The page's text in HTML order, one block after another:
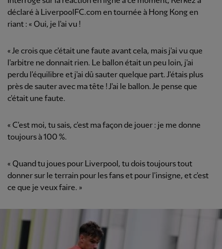
déclaré à LiverpoolFC.com en tournée à Hong Kong en
riant : « Oui, je l'ai vu !
« Je crois que c'était une faute avant cela, mais j'ai vu que
l'arbitre ne donnait rien. Le ballon était un peu loin, j'ai
perdu l'équilibre et j'ai dû sauter quelque part. J'étais plus
près de sauter avec ma tête ! J'ai le ballon. Je pense que
c'était une faute.
« C'est moi, tu sais, c'est ma façon de jouer : je me donne
toujours à 100 %.
« Quand tu joues pour Liverpool, tu dois toujours tout
donner sur le terrain pour les fans et pour l'insigne, et c'est
ce que je veux faire. »